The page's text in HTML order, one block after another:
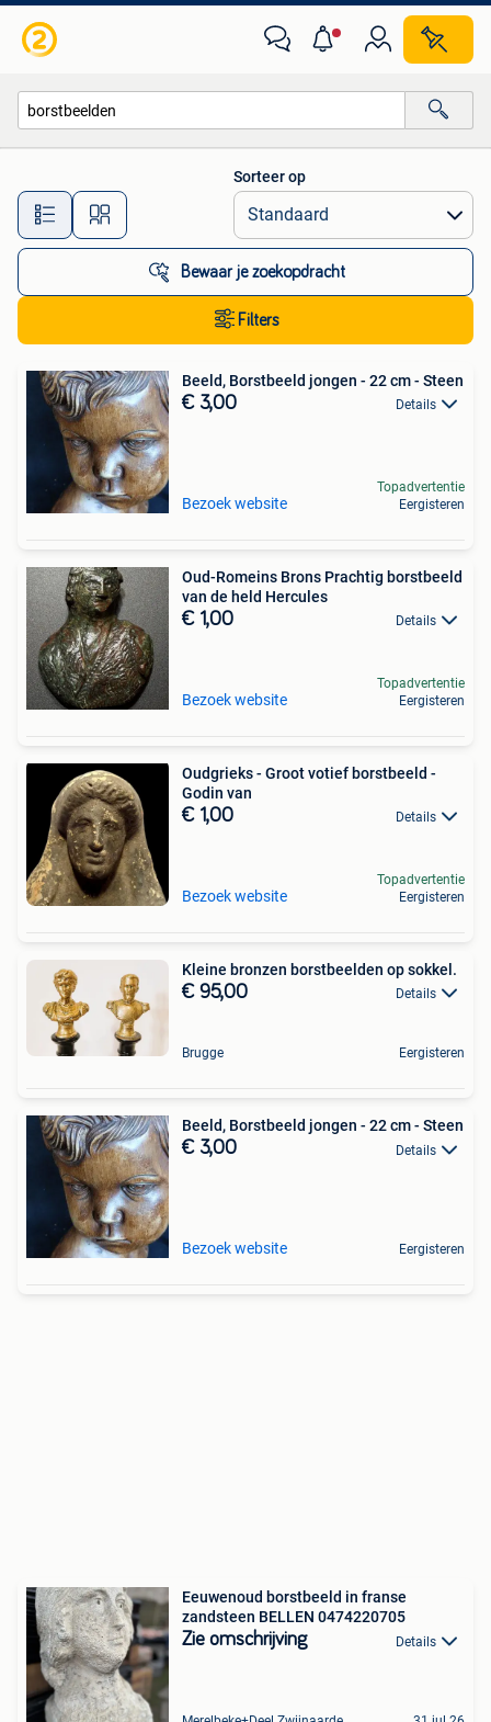
Alle afstanden…
Sorteer op
Bewaar je zoekopdracht
Filters
Beeld, Borstbeeld jongen - 22 cm - Steen
€ 3,00 Details
Bezoek website
Topadvertentie
Eergisteren
Oud-Romeins Brons Prachtig borstbeeld
van de held Hercules
€ 1,00 Details
Bezoek website
Topadvertentie
Eergisteren
Oudgrieks - Groot votief borstbeeld -
Godin van
€ 1,00 Details
Bezoek website
Topadvertentie
Eergisteren
Kleine bronzen borstbeelden op sokkel.
€ 95,00 Details
Brugge Eergisteren
Beeld, Borstbeeld jongen - 22 cm - Steen
€ 3,00 Details
Bezoek website Eergisteren
Eeuwenoud borstbeeld in franse
zandsteen BELLEN 0474220705
Zie omschrijving Details